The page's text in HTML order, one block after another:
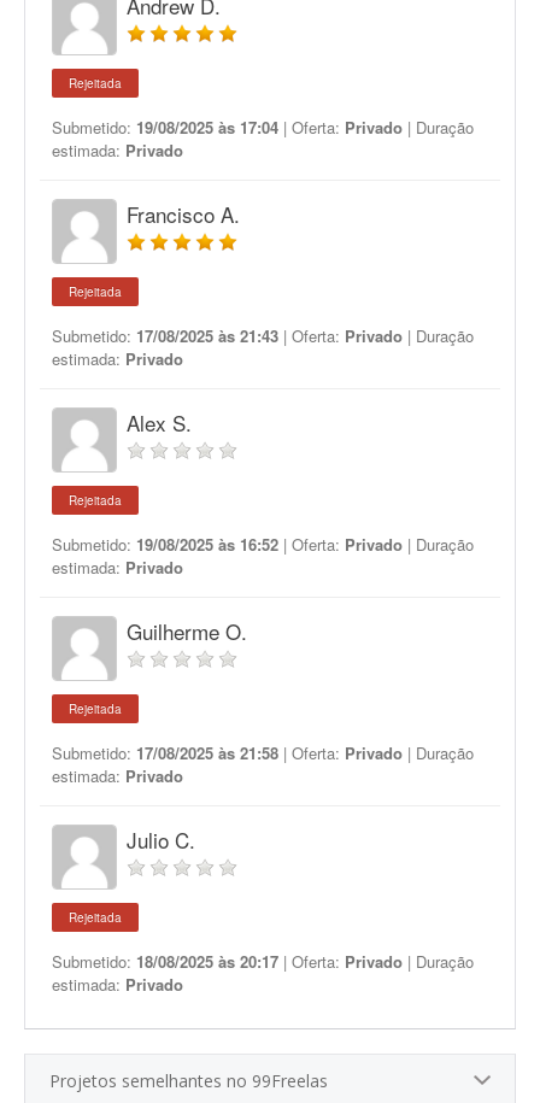
Rejeitada
Submetido: 19/08/2025 às 17:04 | Oferta: Privado | Duração
estimada: Privado
Francisco A.
Rejeitada
Submetido: 17/08/2025 às 21:43 | Oferta: Privado | Duração
estimada: Privado
Alex S.
Rejeitada
Submetido: 19/08/2025 às 16:52 | Oferta: Privado | Duração
estimada: Privado
Guilherme O.
Rejeitada
Submetido: 17/08/2025 às 21:58 | Oferta: Privado | Duração
estimada: Privado
Julio C.
Rejeitada
Submetido: 18/08/2025 às 20:17 | Oferta: Privado | Duração
estimada: Privado
Projetos semelhantes no 99Freelas